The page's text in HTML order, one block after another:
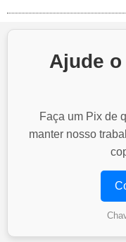
Ajude
Faça um Pix de
manter nosso